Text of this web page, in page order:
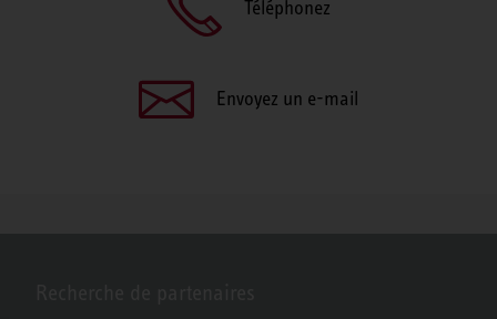
Téléphonez
Envoyez un e-mail